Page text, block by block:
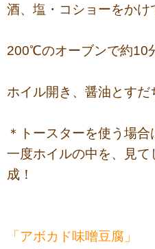
酒、塩・コショーをかけ
200℃のオーブンで約10
ホイル開き、醤油とすだ
＊トースターを使う場合
一度ホイルの中を、見
成！
「アボカド味噌豆腐」